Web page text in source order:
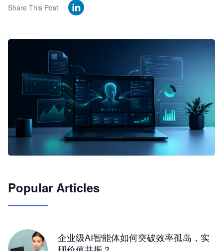
Share This Post
JimoClaw 桌面 AI Agent 工作台
Popular Articles
企业级AI智能体如何突破效率孤岛，实